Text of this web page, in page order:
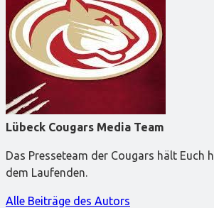
Lübeck Cougars Media Team
Das Presseteam der Cougars hält Euch
dem Laufenden.
Alle Beiträge des Autors